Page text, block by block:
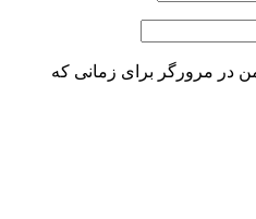
در مرورگر برای زمانی که